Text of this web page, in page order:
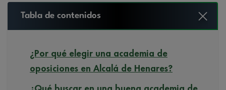
Tabla de contenidos
¿Por qué elegir una academia de
oposiciones en Alcalá de Henares?